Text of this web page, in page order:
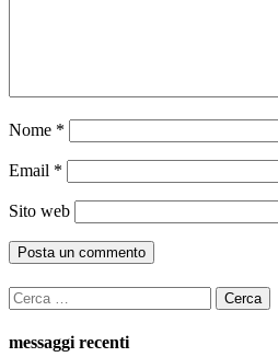
Nome *
Email *
Sito web
Ricerca
per:
messaggi recenti